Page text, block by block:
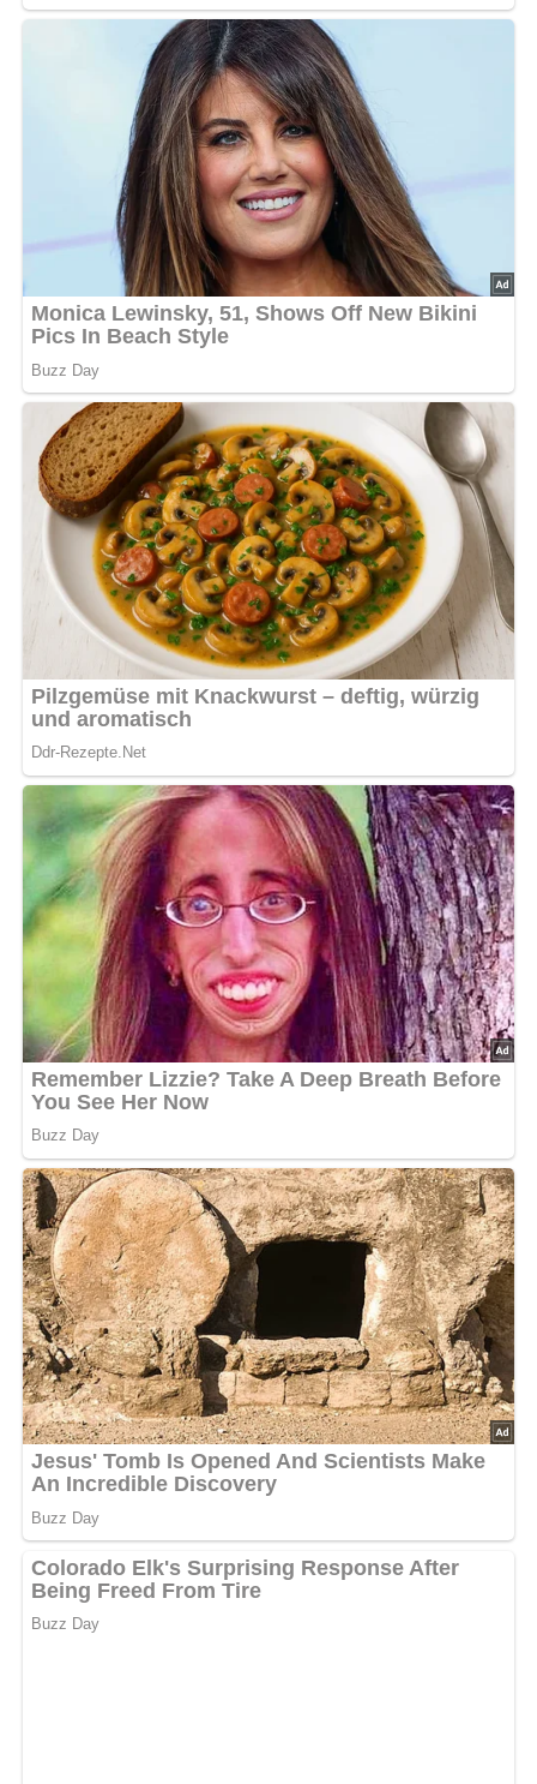
Lob, Kritik, Fragen oder Anregungen zum Rezept?
Dann hinterlasse doch bitte einen Kommentar am
Bild für dein Pinterest-Board